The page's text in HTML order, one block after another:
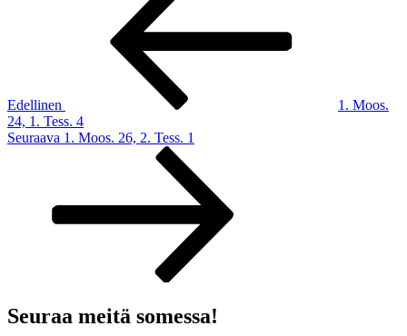
Edellinen
1. Moos.
24, 1. Tess. 4
Seuraava
Seuraava 1. Moos. 26, 2. Tess. 1
Seuraa meitä somessa!